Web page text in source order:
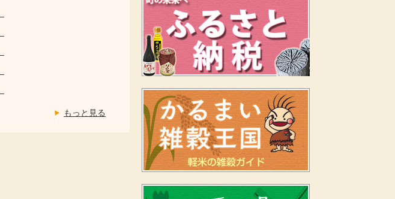
もっと見る